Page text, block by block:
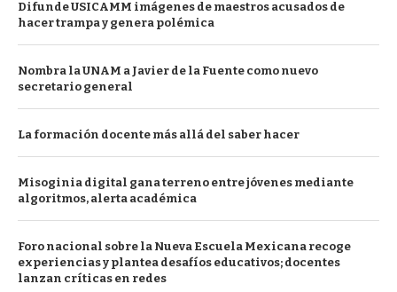
Difunde USICAMM imágenes de maestros acusados de
hacer trampa y genera polémica
Nombra la UNAM a Javier de la Fuente como nuevo
secretario general
La formación docente más allá del saber hacer
Misoginia digital gana terreno entre jóvenes mediante
algoritmos, alerta académica
Foro nacional sobre la Nueva Escuela Mexicana recoge
experiencias y plantea desafíos educativos; docentes
lanzan críticas en redes